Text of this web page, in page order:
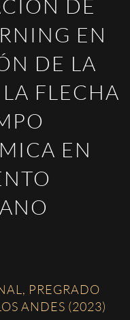
DE
EN
DE LA
FLECHA
EN
PREGRADO
ANDES (2023)